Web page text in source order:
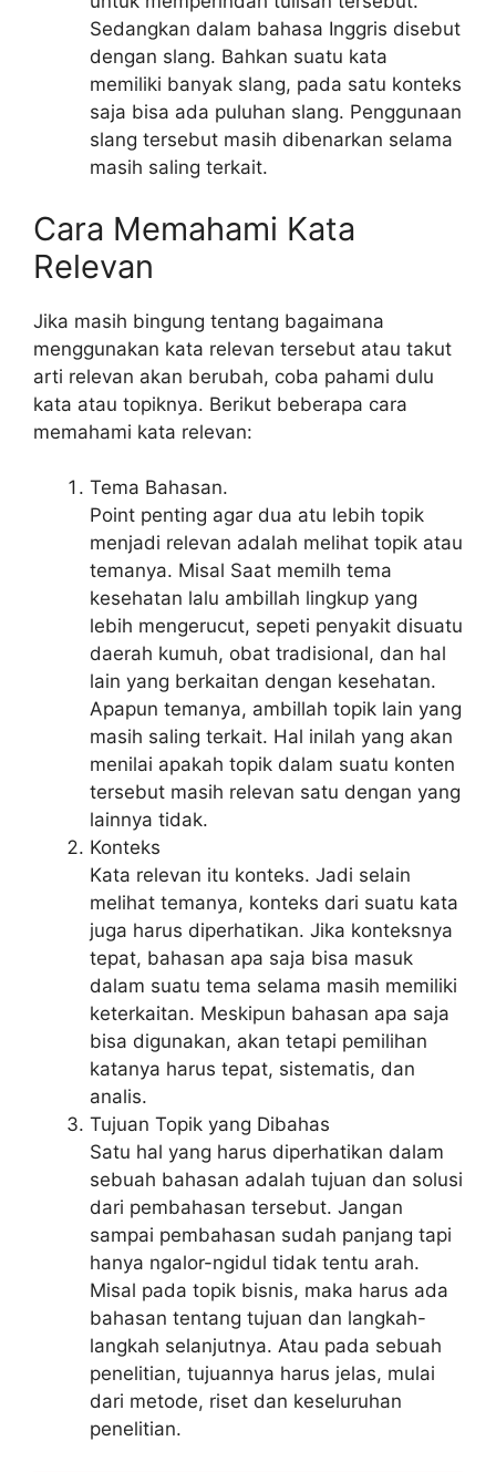
Sedangkan dalam bahasa Inggris disebut
dengan slang. Bahkan suatu kata
memiliki banyak slang, pada satu konteks
saja bisa ada puluhan slang. Penggunaan
slang tersebut masih dibenarkan selama
masih saling terkait.
Cara Memahami Kata
Relevan
Jika masih bingung tentang bagaimana
menggunakan kata relevan tersebut atau takut
arti relevan akan berubah, coba pahami dulu
kata atau topiknya. Berikut beberapa cara
memahami kata relevan:
Tema Bahasan.
Point penting agar dua atu lebih topik
menjadi relevan adalah melihat topik atau
temanya. Misal Saat memilh tema
kesehatan lalu ambillah lingkup yang
lebih mengerucut, sepeti penyakit disuatu
daerah kumuh, obat tradisional, dan hal
lain yang berkaitan dengan kesehatan.
Apapun temanya, ambillah topik lain yang
masih saling terkait. Hal inilah yang akan
menilai apakah topik dalam suatu konten
tersebut masih relevan satu dengan yang
lainnya tidak.
Konteks
Kata relevan itu konteks. Jadi selain
melihat temanya, konteks dari suatu kata
juga harus diperhatikan. Jika konteksnya
tepat, bahasan apa saja bisa masuk
dalam suatu tema selama masih memiliki
keterkaitan. Meskipun bahasan apa saja
bisa digunakan, akan tetapi pemilihan
katanya harus tepat, sistematis, dan
analis.
Tujuan Topik yang Dibahas
Satu hal yang harus diperhatikan dalam
sebuah bahasan adalah tujuan dan solusi
dari pembahasan tersebut. Jangan
sampai pembahasan sudah panjang tapi
hanya ngalor-ngidul tidak tentu arah.
Misal pada topik bisnis, maka harus ada
bahasan tentang tujuan dan langkah-
langkah selanjutnya. Atau pada sebuah
penelitian, tujuannya harus jelas, mulai
dari metode, riset dan keseluruhan
penelitian.